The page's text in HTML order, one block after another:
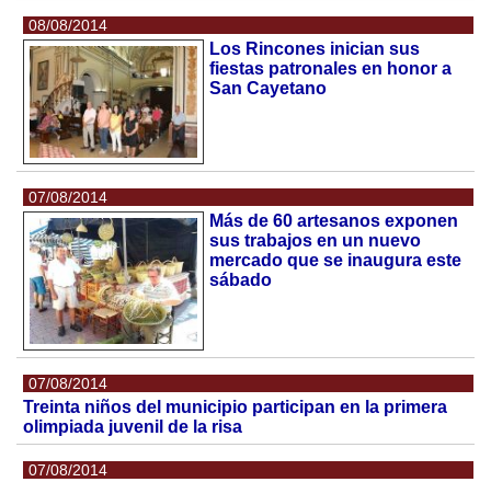
08/08/2014
Los Rincones inician sus
fiestas patronales en honor a
San Cayetano
07/08/2014
Más de 60 artesanos exponen
sus trabajos en un nuevo
mercado que se inaugura este
sábado
07/08/2014
Treinta niños del municipio participan en la primera
olimpiada juvenil de la risa
07/08/2014